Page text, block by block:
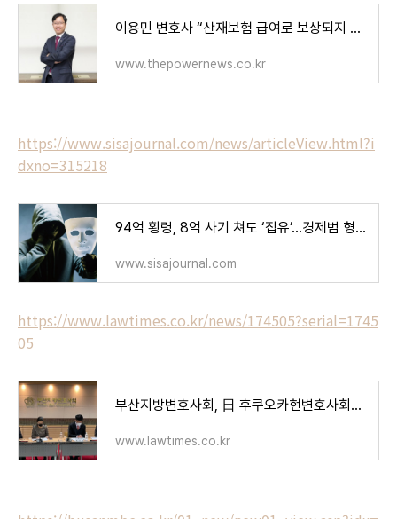
이용민 변호사 “산재보험 급여로 보상되지 않은 부분은 민사상 손해배상청구를 통해 받아야”
www.thepowernews.co.kr
https://www.sisajournal.com/news/articleView.html?i
dxno=315218
94억 횡령, 8억 사기 쳐도 ‘집유’…경제범 형량, 이대로 괜찮을까 - 시사저널
www.sisajournal.com
https://www.lawtimes.co.kr/news/174505?serial=1745
05
부산지방변호사회, 日 후쿠오카현변호사회와 온라인 정례 교류회
www.lawtimes.co.kr